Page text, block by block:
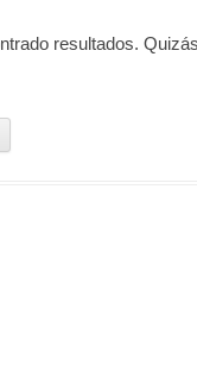
resultados.